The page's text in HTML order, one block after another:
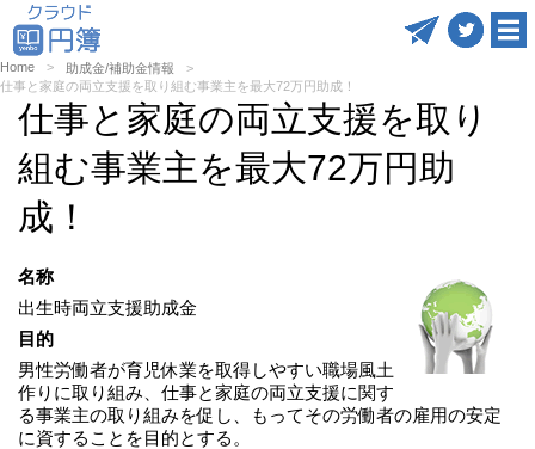
Home
助成金/補助金情報
仕事と家庭の両立支援を取り組む事業主を最大72万円助成！
仕事と家庭の両立支援を取り
組む事業主を最大72万円助
成！
名称
出生時両立支援助成金
目的
男性労働者が育児休業を取得しやすい職場風土
作りに取り組み、仕事と家庭の両立支援に関す
る事業主の取り組みを促し、もってその労働者の雇用の安定
に資することを目的とする。